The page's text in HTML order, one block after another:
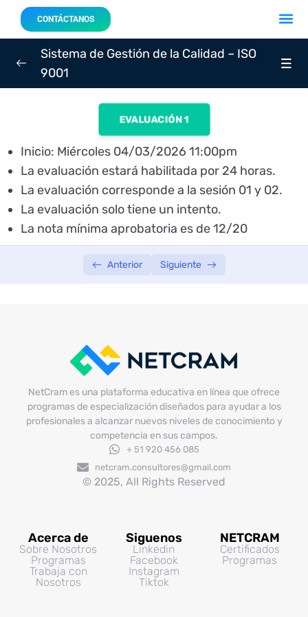
CONTÁCTANOS
Sesión 01: Lunes 02/03/2026 – 7:30 p.m.
Sesión 02: Miércoles 04/03/2026 – 7:30
p.m.
Evaluación 01: Miércoles 04/03/2026 – INICIA: 11:00
Sistema de Gestión de la Calidad – ISO
9001
EVALUACIÓN 1
Inicio: Miércoles 04/03/2026 11:00pm
La evaluación estará habilitada por 24 horas.
La evaluación corresponde a la sesión 01 y 02.
La evaluación solo tiene un intento.
La nota mínima aprobatoria es de 12/20
Anterior Siguiente
NetCram es una plataforma educativa en línea que ofrece
programas de especialización diseñados para ayudar a los
profesionales a alcanzar nuevos niveles de conocimiento y
competencia en sus campos.
+ 51 920 456 085
netcram.consultores@gmail.com
© 2025, All Rights Reserved
Acerca de
Sobre Nosotros
Programas
Trabaja con
Nosotros
Siguenos
Linkedin
Facebook
Instagram
Tiktok
NETCRAM
Certificados
Programas